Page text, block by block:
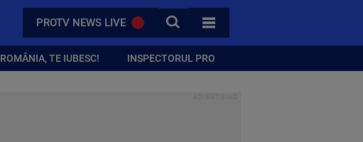
PROTV NEWS LIVE CAUTA
TOATE CATEGORIILE
ROMÂNIA, TE IUBESC! INSPECTORUL PRO